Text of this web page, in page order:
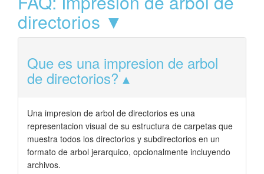
directorios ▼
Que es una impresion de arbol
de directorios?
Una impresion de arbol de directorios es una
representacion visual de su estructura de carpetas que
muestra todos los directorios y subdirectorios en un
formato de arbol jerarquico, opcionalmente incluyendo
archivos.